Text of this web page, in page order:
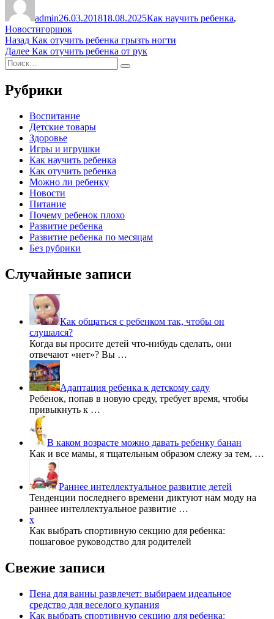
admin26.03.201818.08.2025Как научить ребенка,
НовостиМетки
горшок
Навигация
по
записям
Назад Предыдущая
запись:
Как отучить ребенка грызть ногти
Далее Следующая
Как отучить ребенка от рук
Искать:
Поиск
Рубрики
Воспитание
Детские товары
Здоровье
Игры и игрушки
Как научить ребенка
Как отучить ребенка
Можно ли ребенку
Новости
Питание
Почему ребенок плохо
Развитие ребенка
Развитие ребенка по месяцам
Без рубрики
Случайные записи
Как общаться с ребенком так, чтобы он
слушался?
Когда вы просите детей что-нибудь сделать, они
отвечают «нет»? Вы …
Адаптация ребенка к детскому саду
Ребенок, попав в новую среду, требует время, чтобы
привыкнуть к …
В каком возрасте можно давать ребенку банан
Как и все мамы, я тщательным образом слежу за тем, …
Раннее интеллектуальное развитие детей
Тенденции последнего времени диктуют нам моду на
раннее интеллектуальное развитие …
x
Как выбрать спортивную секцию для ребенка:
пошаговое руководство для родителей
Свежие записи
Пена для ванны развлечет: выбираем идеальное
средство для веселого купания
Как выбрать спортивную секцию для ребенка: